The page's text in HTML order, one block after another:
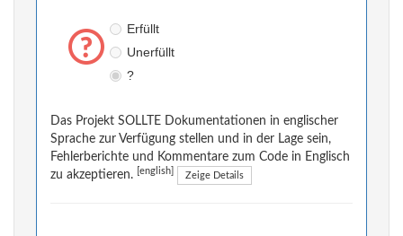
Erfüllt
Unerfüllt
?
Das Projekt SOLLTE Dokumentationen in englischer
Sprache zur Verfügung stellen und in der Lage sein,
Fehlerberichte und Kommentare zum Code in Englisch
zu akzeptieren.
[english] Zeige Details